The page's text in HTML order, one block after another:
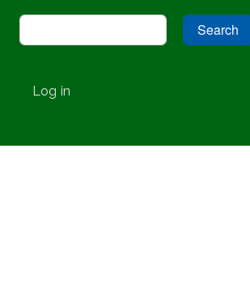
Search
User account menu
Log in